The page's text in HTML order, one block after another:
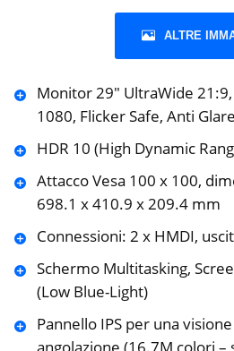
ALTRE
Monitor 29″ UltraWide
1080, Flicker Safe, Anti Glare
HDR 10 (High Dynamic
Attacco Vesa 100 x 100,
698.1 x 410.9 x 209.4 mm
Connessioni: 2 x HMDI,
Schermo Multitasking,
(Low Blue-Light)
Pannello IPS per una